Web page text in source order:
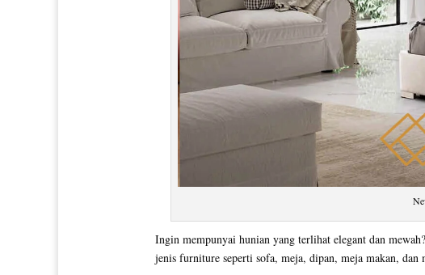
Ingin mempunyai hunian yang terlihat elegant dan
jenis furniture seperti sofa, meja, dipan, meja makan, dan